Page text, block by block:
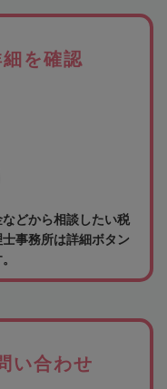
を確認
どから相談したい税
事務所は詳細ボタン
い合わせ